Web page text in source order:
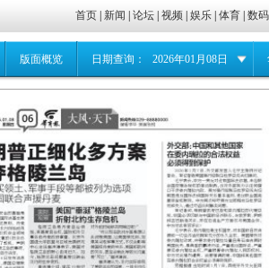
首页 |新闻 |论坛 |视频 |娱乐 |体育 |数码
版面概览 日期查询： 2026年01月08日